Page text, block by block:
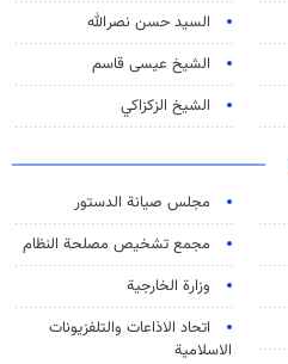
السيد حسن نصرالله
الشيخ عيسى قاسم
الشيخ الزكزاكي
مجلس صيانة الدستور
مجمع تشخيص مصلحة النظام
وزارة الخارجية
اتحاد الاذاعات والتلفزيونات
الاسلامية